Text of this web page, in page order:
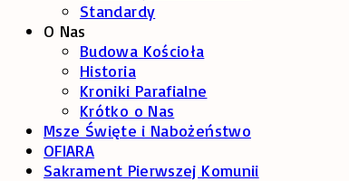
Standardy
O Nas
Budowa Kościoła
Historia
Kroniki Parafialne
Krótko o Nas
Msze Święte i Nabożeństwo
OFIARA
Sakrament Pierwszej Komunii